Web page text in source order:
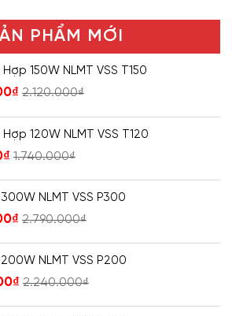
PHẨM MỚI
150W NLMT VSS T150
₫ 2.120.000₫
120W NLMT VSS T120
₫ 1.740.000₫
NLMT VSS P300
₫ 2.790.000₫
NLMT VSS P200
₫ 2.240.000₫